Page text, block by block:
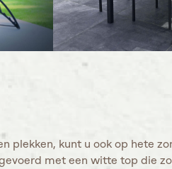
plekken, kunt u ook op hete
met een witte top die